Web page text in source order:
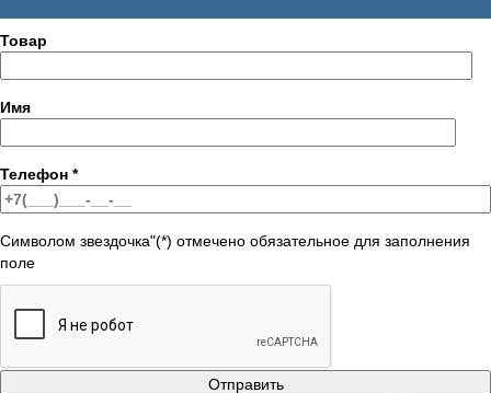
Товар
Имя
Телефон *
Символом звездочка"(*) отмечено обязательное для заполнения
поле